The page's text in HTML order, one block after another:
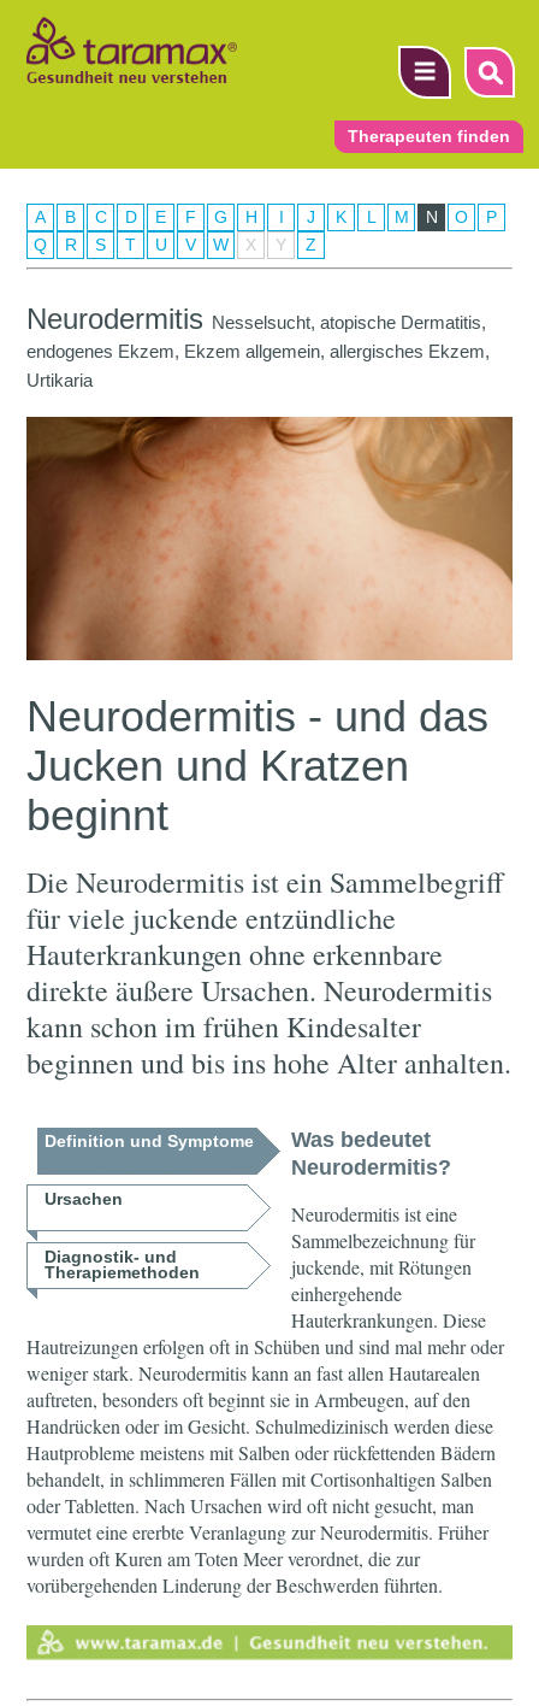
Therapeuten finden
A B C D E F G H I J K L M N O
P
Q
R S T U V W X Y Z
Neurodermitis Nesselsucht, atopische Dermatitis,
endogenes Ekzem, Ekzem allgemein, allergisches Ekzem,
Urtikaria
Neurodermitis - und das
Jucken und Kratzen
beginnt
Die Neurodermitis ist ein Sammelbegriff
für viele juckende entzündliche
Hauterkrankungen ohne erkennbare
direkte äußere Ursachen. Neurodermitis
kann schon im frühen Kindesalter
beginnen und bis ins hohe Alter anhalten.
Definition und Symptome
Ursachen
Diagnostik- und
Therapiemethoden
Was bedeutet
Neurodermitis?
Neurodermitis ist eine
Sammelbezeichnung für
juckende, mit Rötungen
einhergehende
Hauterkrankungen. Diese
Hautreizungen erfolgen oft in Schüben und sind mal mehr oder
weniger stark. Neurodermitis kann an fast allen Hautarealen
auftreten, besonders oft beginnt sie in Armbeugen, auf den
Handrücken oder im Gesicht. Schulmedizinisch werden diese
Hautprobleme meistens mit Salben oder rückfettenden Bädern
behandelt, in schlimmeren Fällen mit Cortisonhaltigen Salben
oder Tabletten. Nach Ursachen wird oft nicht gesucht, man
vermutet eine ererbte Veranlagung zur Neurodermitis. Früher
wurden oft Kuren am Toten Meer verordnet, die zur
vorübergehenden Linderung der Beschwerden führten.